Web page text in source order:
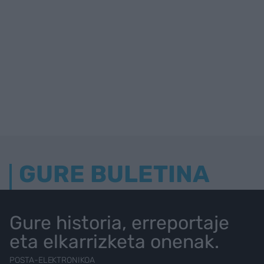
GURE BULETINA
Gure historia, erreportaje
eta elkarrizketa onenak.
POSTA-ELEKTRONIKOA